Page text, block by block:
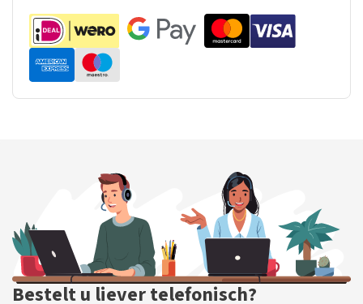
Bestelt u liever telefonisch?